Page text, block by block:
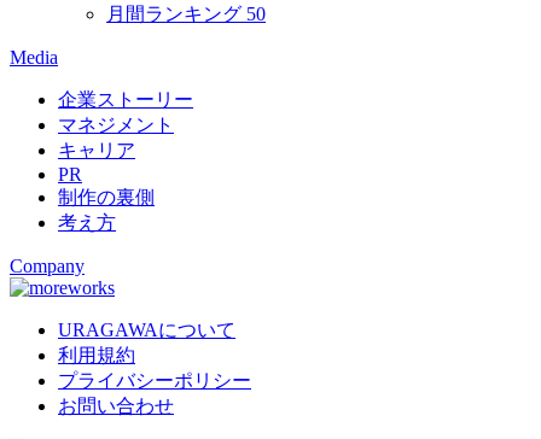
月間ランキング 50
Media
企業ストーリー
マネジメント
キャリア
PR
制作の裏側
考え方
Company
URAGAWAについて
利用規約
プライバシーポリシー
お問い合わせ